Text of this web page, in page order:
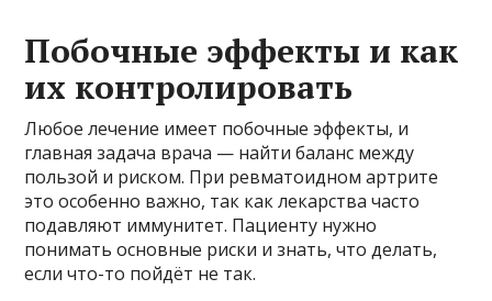
Побочные эффекты и как
их контролировать
Любое лечение имеет побочные эффекты, и
главная задача врача — найти баланс между
пользой и риском. При ревматоидном артрите
это особенно важно, так как лекарства часто
подавляют иммунитет. Пациенту нужно
понимать основные риски и знать, что делать,
если что-то пойдёт не так.